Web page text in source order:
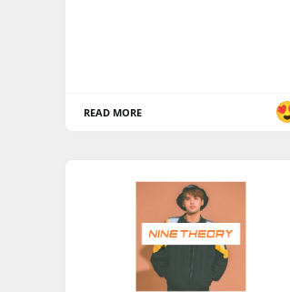
READ MORE